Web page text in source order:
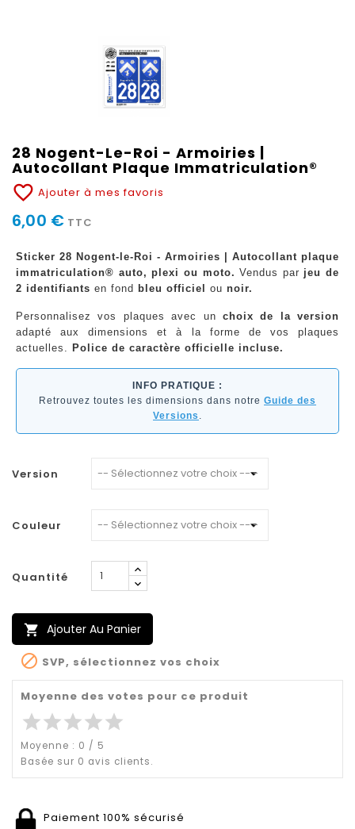
28 Nogent-Le-Roi - Armoiries |
Autocollant Plaque Immatriculation®
favorite_border Ajouter à mes favoris
6,00 € TTC
Sticker 28 Nogent-le-Roi - Armoiries | Autocollant plaque
immatriculation® auto, plexi ou moto. Vendus par jeu de
2 identifiants en fond bleu officiel ou noir.
Personnalisez vos plaques avec un choix de la version
adapté aux dimensions et à la forme de vos plaques
actuelles. Police de caractère officielle incluse.
INFO PRATIQUE :
Retrouvez toutes les dimensions dans notre Guide des
Versions .
Version
Couleur
Quantité
 Ajouter Au Panier
 SVP, sélectionnez vos choix
Moyenne des votes pour ce produit
starstarstarstarstar
Moyenne : 0 / 5
Basée sur 0 avis clients.
Paiement 100% sécurisé